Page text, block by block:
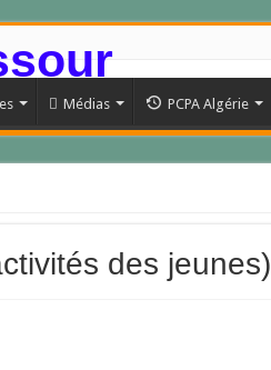
Médias PCPA Algérie
des jeunes)